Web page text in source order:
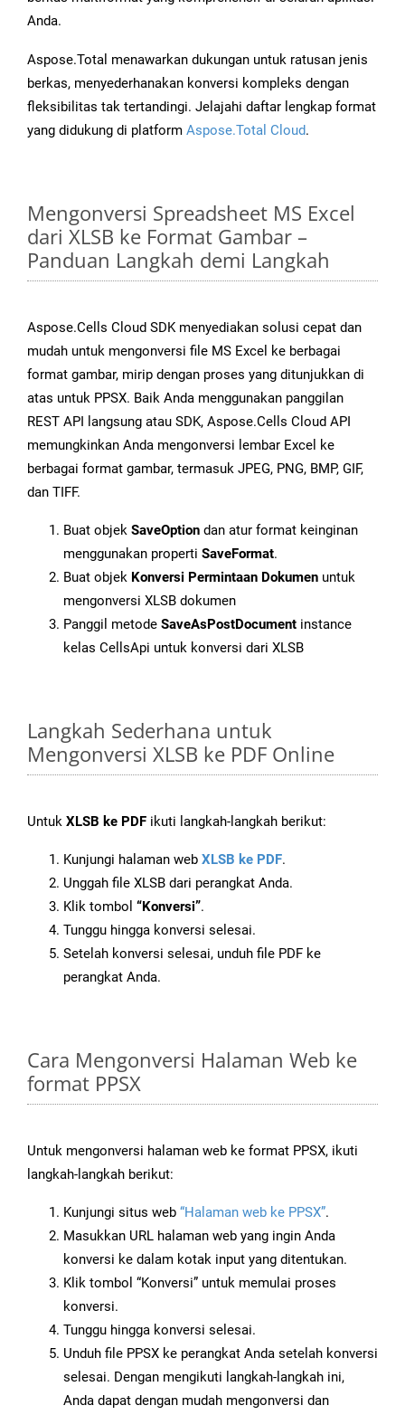
Anda.
Aspose.Total menawarkan dukungan untuk ratusan jenis
berkas, menyederhanakan konversi kompleks dengan
fleksibilitas tak tertandingi. Jelajahi daftar lengkap format
yang didukung di platform Aspose.Total Cloud.
Mengonversi Spreadsheet MS Excel
dari XLSB ke Format Gambar –
Panduan Langkah demi Langkah
Aspose.Cells Cloud SDK menyediakan solusi cepat dan
mudah untuk mengonversi file MS Excel ke berbagai
format gambar, mirip dengan proses yang ditunjukkan di
atas untuk PPSX. Baik Anda menggunakan panggilan
REST API langsung atau SDK, Aspose.Cells Cloud API
memungkinkan Anda mengonversi lembar Excel ke
berbagai format gambar, termasuk JPEG, PNG, BMP, GIF,
dan TIFF.
Buat objek SaveOption dan atur format keinginan
menggunakan properti SaveFormat.
Buat objek Konversi Permintaan Dokumen untuk
mengonversi XLSB dokumen
Panggil metode SaveAsPostDocument instance
kelas CellsApi untuk konversi dari XLSB
Langkah Sederhana untuk
Mengonversi XLSB ke PDF Online
Untuk XLSB ke PDF ikuti langkah-langkah berikut:
Kunjungi halaman web XLSB ke PDF.
Unggah file XLSB dari perangkat Anda.
Klik tombol “Konversi”.
Tunggu hingga konversi selesai.
Setelah konversi selesai, unduh file PDF ke
perangkat Anda.
Cara Mengonversi Halaman Web ke
format PPSX
Untuk mengonversi halaman web ke format PPSX, ikuti
langkah-langkah berikut:
Kunjungi situs web “Halaman web ke PPSX”.
Masukkan URL halaman web yang ingin Anda
konversi ke dalam kotak input yang ditentukan.
Klik tombol “Konversi” untuk memulai proses
konversi.
Tunggu hingga konversi selesai.
Unduh file PPSX ke perangkat Anda setelah konversi
selesai. Dengan mengikuti langkah-langkah ini,
Anda dapat dengan mudah mengonversi dan